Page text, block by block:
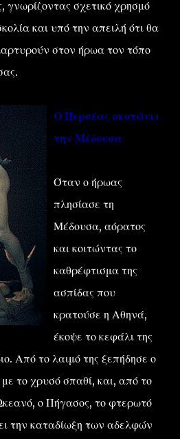
γνωρίζοντας σχετικό χρησμό
και υπό την απειλή ότι θα
στον ήρωα τον τόπο
Ο Περσέας σκοτώνει
την Μέδουσα
Όταν ο ήρωας
πλησίασε τη
Μέδουσα, αόρατος
και κοιτώντας το
καθρέφτισμα της
ασπίδας που
κρατούσε η Αθηνά,
έκοψε το κεφάλι της
Από το λαιμό της ξεπήδησε ο
το χρυσό σπαθί, και, από το
ο Πήγασος, το φτερωτό
την καταδίωξη των αδελφών